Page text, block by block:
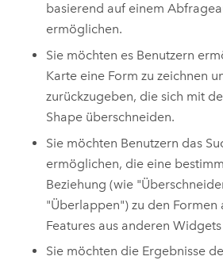
basierend auf einem
ermöglichen.
Sie möchten es Benutzern
Karte eine Form zu zeichnen
zurückzugeben, die sich mit
Shape überschneiden.
Sie möchten Benutzern das
ermöglichen, die eine
Beziehung (wie
"Überlappen") zu den Formen
Features aus anderen
Sie möchten die Ergebnisse